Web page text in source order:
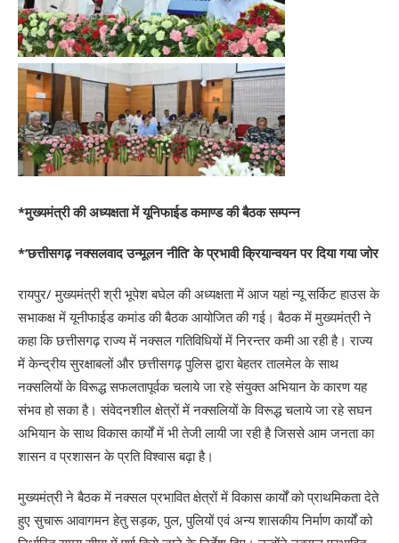
*मुख्यमंत्री की अध्यक्षता में यूनिफाईड कमाण्ड की बैठक सम्पन्न
*’छत्तीसगढ़ नक्सलवाद उन्मूलन नीति’ के प्रभावी क्रियान्वयन पर दिया गया जोर
रायपुर/ मुख्यमंत्री श्री भूपेश बघेल की अध्यक्षता में आज यहां न्यू सर्किट हाउस के
सभाकक्ष में यूनीफाईड कमांड की बैठक आयोजित की गई। बैठक में मुख्यमंत्री ने
कहा कि छत्तीसगढ़ राज्य में नक्सल गतिविधियों में निरन्तर कमी आ रही है। राज्य
में केन्द्रीय सुरक्षाबलों और छत्तीसगढ़ पुलिस द्वारा बेहतर तालमेल के साथ
नक्सलियों के विरूद्ध सफलतापूर्वक चलाये जा रहे संयुक्त अभियान के कारण यह
संभव हो सका है। संवेदनशील क्षेत्रों में नक्सलियों के विरूद्ध चलाये जा रहे सघन
अभियान के साथ विकास कार्यों में भी तेजी लायी जा रही है जिससे आम जनता का
शासन व प्रशासन के प्रति विश्वास बढ़ा है।
मुख्यमंत्री ने बैठक में नक्सल प्रभावित क्षेत्रों में विकास कार्यों को प्राथमिकता देते
हुए सुचारू आवागमन हेतु सड़क, पुल, पुलियों एवं अन्य शासकीय निर्माण कार्यों को